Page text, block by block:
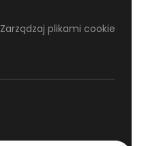
Zarządzaj plikami cookie